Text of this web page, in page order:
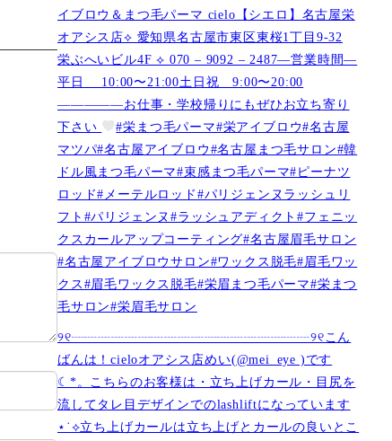
イブロウ＆まつ毛パーマ cielo【シエロ】名古屋栄
オアシス店︎︎⟡ 愛知県名古屋市東区東桜1丁目9-32
栄ぶへいビル4F ︎︎⟡ 070 – 9092 – 2487—営業時間—
平日 10:00〜21:00土日祝 9:00〜20:00
—————お仕事・学校帰りにもぜひお立ち寄り
下さい
#栄まつ毛パーマ#栄アイブロウ#名古屋
マツパ#名古屋アイブロウ#名古屋まつ毛サロン#韓
ドル風まつ毛パーマ#束感まつ毛パーマ#ピーナツ
ロッド#メーテルロッド#パリジェンヌラッシュリ
フト#パリジェンヌ#ラッシュアディクト#フェニッ
クスカールアップコーティング#名古屋眉毛サロン
#名古屋アイブロウサロン#ワックス脱毛#眉毛ワッ
クス#眉毛ワックス脱毛#栄眉まつ毛パーマ#栄まつ
毛サロン#栄眉毛サロン
୨୧┈┈┈┈┈┈┈┈┈┈┈┈┈┈┈┈┈┈୨୧こん
ばんは！cieloオアシス店めい(@mei_eye )です︎︎
☾*。こちらのお客様は・立ち上げカール・目尻を
流してタレ目デザインでのlashliftになっています
⋆˙⟡立ち上げカールは立ち上げとカールの良いとこ